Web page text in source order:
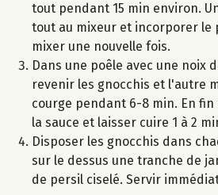
tout pendant 15 min environ.
tout au mixeur et incorporer le
mixer une nouvelle fois.
Dans une poêle avec une noix
revenir les gnocchis et l'autre
courge pendant 6-8 min. En
la sauce et laisser cuire 1 à 2
Disposer les gnocchis dans
sur le dessus une tranche de
de persil ciselé. Servir